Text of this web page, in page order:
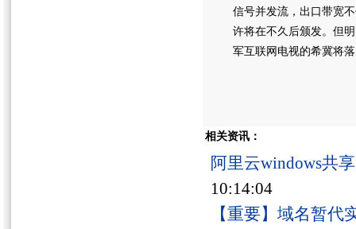
信号并发流，出口带宽
许将在不久后颁发。但
军互联网电视的希冀将
相关资讯：
阿里云windows共
10:14:04
【重要】域名暂代